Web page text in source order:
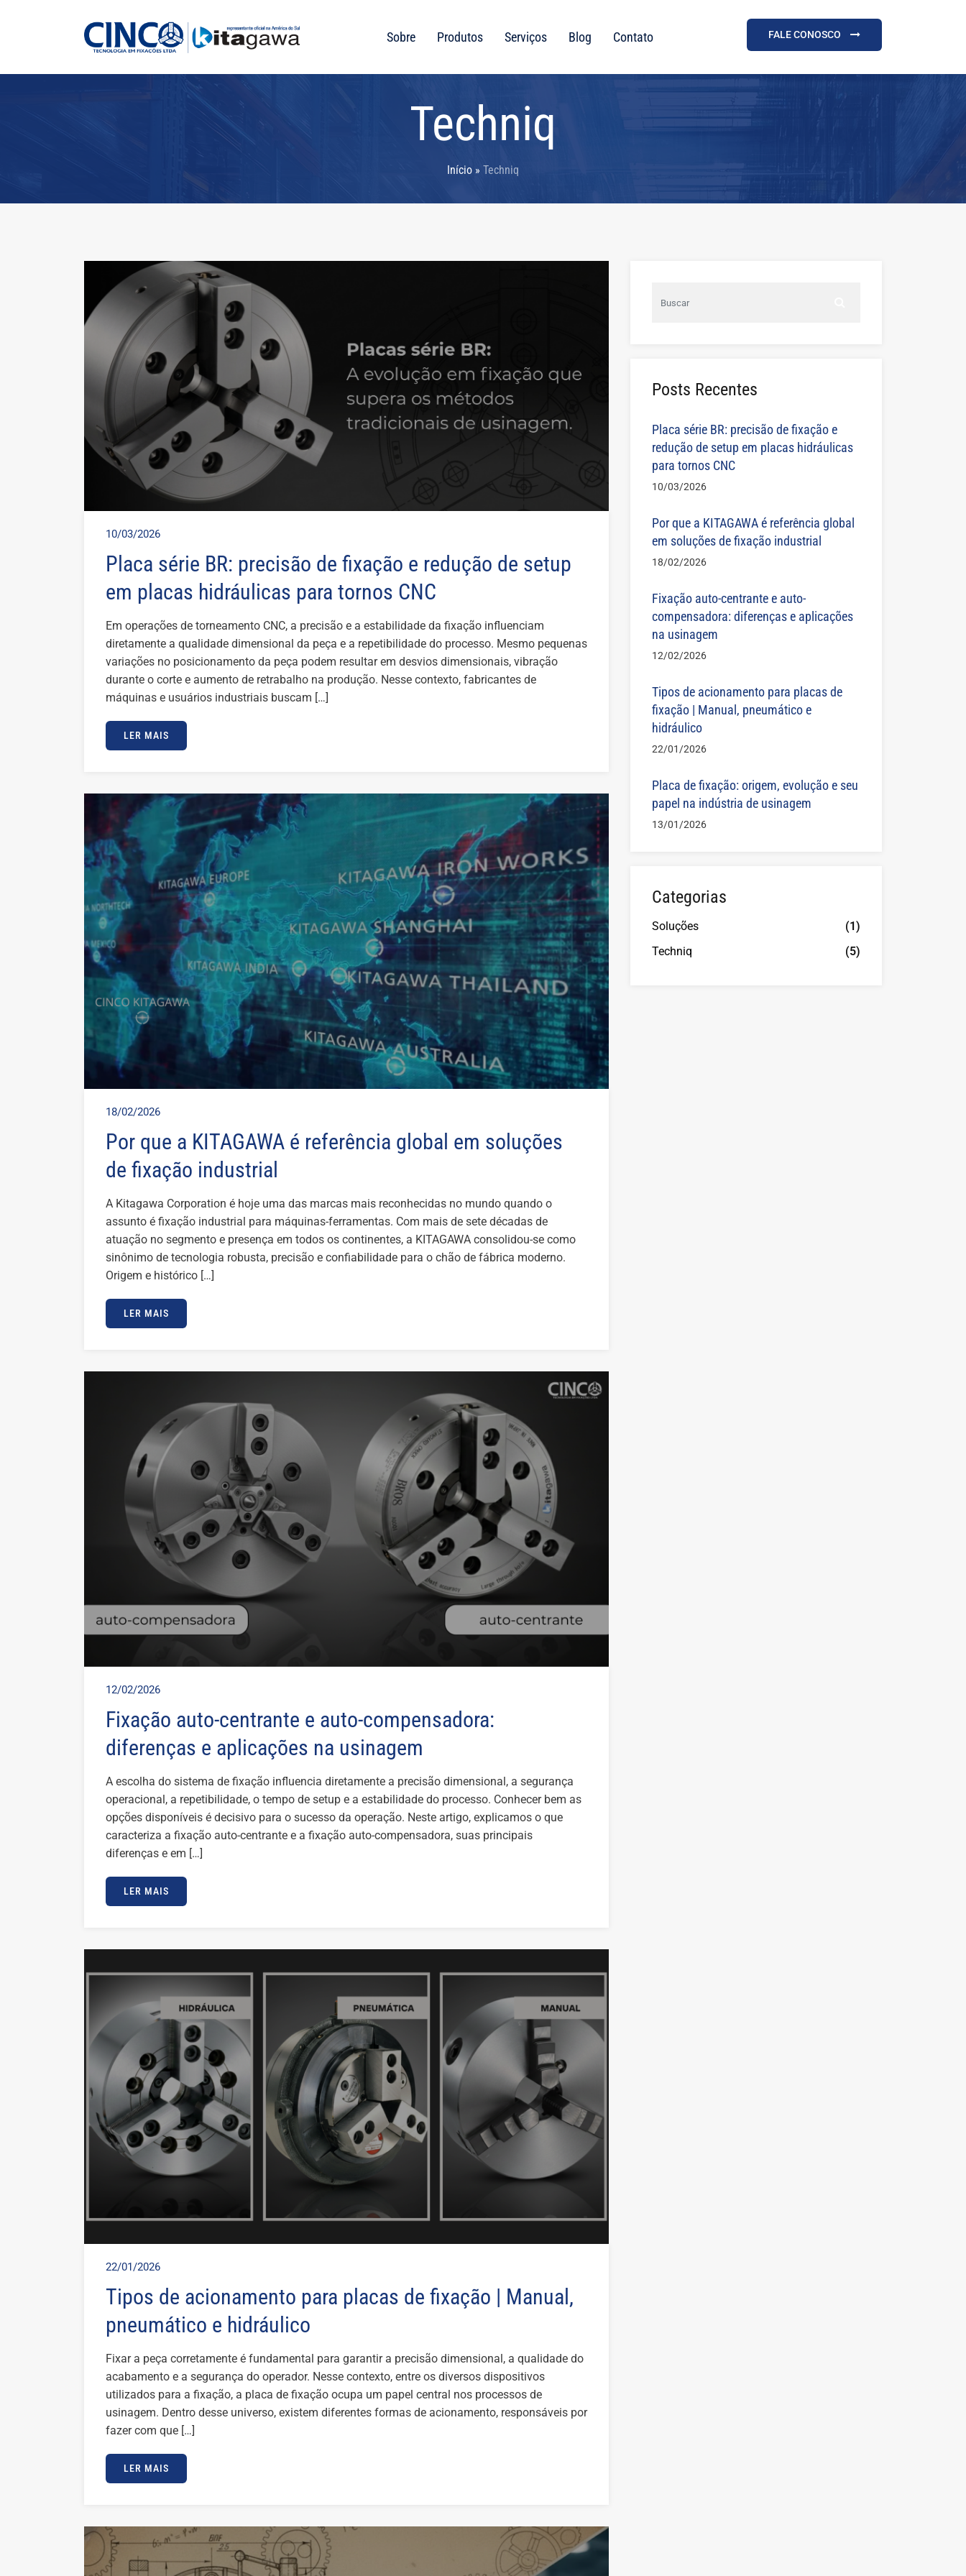
FALE CONOSCO
Sobre Produtos Serviços Blog Contato
Techniq
Início » Techniq
10/03/2026
Placa série BR: precisão de fixação e redução de setup
em placas hidráulicas para tornos CNC
Em operações de torneamento CNC, a precisão e a estabilidade da fixação influenciam
diretamente a qualidade dimensional da peça e a repetibilidade do processo. Mesmo pequenas
variações no posicionamento da peça podem resultar em desvios dimensionais, vibração
durante o corte e aumento de retrabalho na produção. Nesse contexto, fabricantes de
máquinas e usuários industriais buscam […]
LER MAIS
18/02/2026
Por que a KITAGAWA é referência global em soluções
de fixação industrial
A Kitagawa Corporation é hoje uma das marcas mais reconhecidas no mundo quando o
assunto é fixação industrial para máquinas-ferramentas. Com mais de sete décadas de
atuação no segmento e presença em todos os continentes, a KITAGAWA consolidou-se como
sinônimo de tecnologia robusta, precisão e confiabilidade para o chão de fábrica moderno.
Origem e histórico […]
LER MAIS
12/02/2026
Fixação auto-centrante e auto-compensadora:
diferenças e aplicações na usinagem
A escolha do sistema de fixação influencia diretamente a precisão dimensional, a segurança
operacional, a repetibilidade, o tempo de setup e a estabilidade do processo. Conhecer bem as
opções disponíveis é decisivo para o sucesso da operação. Neste artigo, explicamos o que
caracteriza a fixação auto-centrante e a fixação auto-compensadora, suas principais
diferenças e em […]
LER MAIS
22/01/2026
Tipos de acionamento para placas de fixação | Manual,
pneumático e hidráulico
Fixar a peça corretamente é fundamental para garantir a precisão dimensional, a qualidade do
acabamento e a segurança do operador. Nesse contexto, entre os diversos dispositivos
utilizados para a fixação, a placa de fixação ocupa um papel central nos processos de
usinagem. Dentro desse universo, existem diferentes formas de acionamento, responsáveis por
fazer com que […]
LER MAIS
Posts Recentes
Placa série BR: precisão de fixação e
redução de setup em placas hidráulicas
para tornos CNC
10/03/2026
Por que a KITAGAWA é referência global
em soluções de fixação industrial
18/02/2026
Fixação auto-centrante e auto-
compensadora: diferenças e aplicações
na usinagem
12/02/2026
Tipos de acionamento para placas de
fixação | Manual, pneumático e
hidráulico
22/01/2026
Placa de fixação: origem, evolução e seu
papel na indústria de usinagem
13/01/2026
Categorias
Soluções
(1)
Techniq
(5)